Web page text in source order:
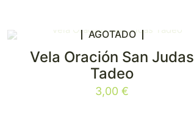
AGOTADO
Vela Oración San Judas
Tadeo
3,00€